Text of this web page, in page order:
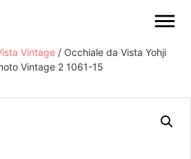
Vintage/ Occhiale da Vista Yohji
Vintage 2 1061-15